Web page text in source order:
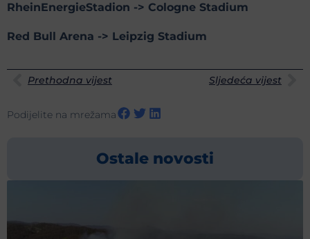
RheinEnergieStadion -> Cologne Stadium
Red Bull Arena -> Leipzig Stadium
Prethodna vijest Sljedeća vijest
Podijelite na mrežama
Ostale novosti